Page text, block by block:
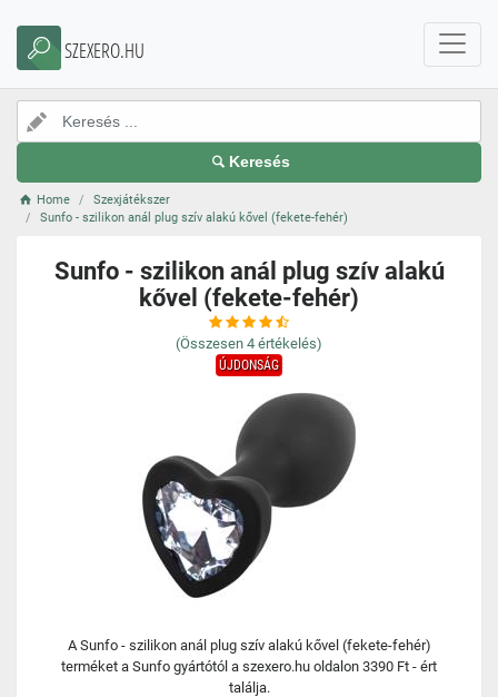
SZEXERO.HU
Keresés
Home
Szexjátékszer
Sunfo - szilikon anál plug szív alakú kővel (fekete-fehér)
Sunfo - szilikon anál plug szív alakú
kővel (fekete-fehér)
(Összesen 4 értékelés)
ÚJDONSÁG
A Sunfo - szilikon anál plug szív alakú kővel (fekete-fehér)
terméket a Sunfo gyártótól a szexero.hu oldalon 3390 Ft - ért
találja.